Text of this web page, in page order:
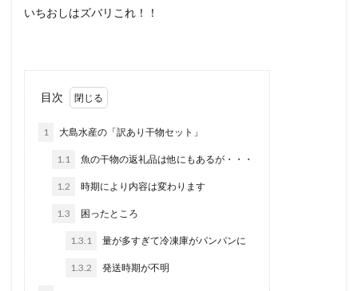
いちおしはズバリこれ！！
目次
1 大島水産の「訳あり干物セット」
1.1 魚の干物の返礼品は他にもあるが・・・
1.2 時期により内容は変わります
1.3 困ったところ
1.3.1 量が多すぎて冷凍庫がパンパンに
1.3.2 発送時期が不明